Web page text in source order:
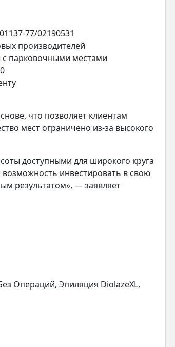
77/02190531
производителей
парковочными местами
что позволяет клиентам
мест ограничено из-за высокого
доступными для широкого круга
инвестировать в свою
результатом», — заявляет
Операций, Эпиляция DiolazeXL,